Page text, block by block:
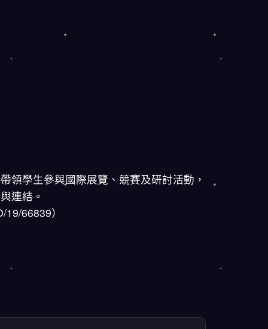
領學生參與國際展覽、競賽及研討活動，
連結。
66839）